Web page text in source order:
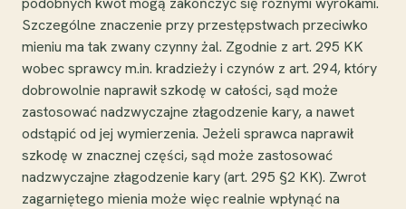
Szczególne znaczenie przy przestępstwach przeciwko
mieniu ma tak zwany czynny żal. Zgodnie z art. 295 KK
wobec sprawcy m.in. kradzieży i czynów z art. 294, który
dobrowolnie naprawił szkodę w całości, sąd może
zastosować nadzwyczajne złagodzenie kary, a nawet
odstąpić od jej wymierzenia. Jeżeli sprawca naprawił
szkodę w znacznej części, sąd może zastosować
nadzwyczajne złagodzenie kary (art. 295 §2 KK). Zwrot
zagarniętego mienia może więc realnie wpłynąć na